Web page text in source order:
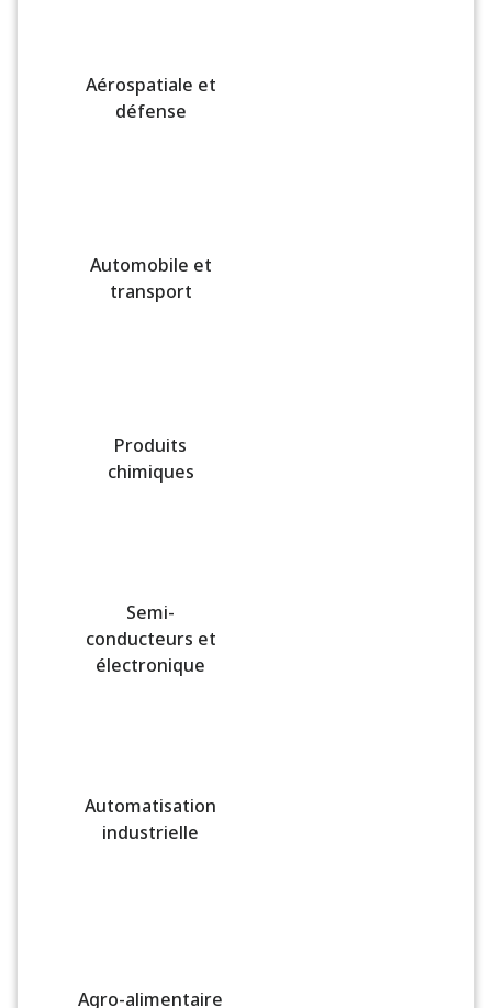
Aérospatiale et
défense
Automobile et
transport
Produits
chimiques
Semi-
conducteurs et
électronique
Automatisation
industrielle
Agro-alimentaire